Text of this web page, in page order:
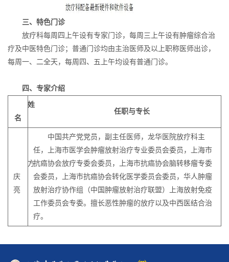
三、特色门诊
放疗科每周四上午设有专家门诊，每周三上午设有肿瘤综合治
疗及中医特色门诊；普通门诊均由主治医师及以上职称医师出诊，
每周一、二全天，每周四、五上午均设有普通门诊。
四、专家介绍
姓
名
任职与专长
方
庆
亮
中国共产党党员，副主任医师，龙华医院放疗科主
任，上海市医学会肿瘤放射治疗专业委员会委员，上海市
抗癌协会放疗专委会委员，上海市抗癌协会脑转移瘤专委
会委员，上海市抗癌协会转化医学委员会委员，华人肿瘤
放射治疗协作组（中国肿瘤放射治疗联盟）上海放射免疫
工作委员会专委。擅长恶性肿瘤的放疗以及中西医结合治
疗。